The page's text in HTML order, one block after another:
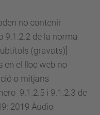
no contenir
9.1.2.2 de la norma
(gravats)]
en el lloc web no
o mitjans
9.1.2.5 i 9.1.2.3 de
2019 Àudio